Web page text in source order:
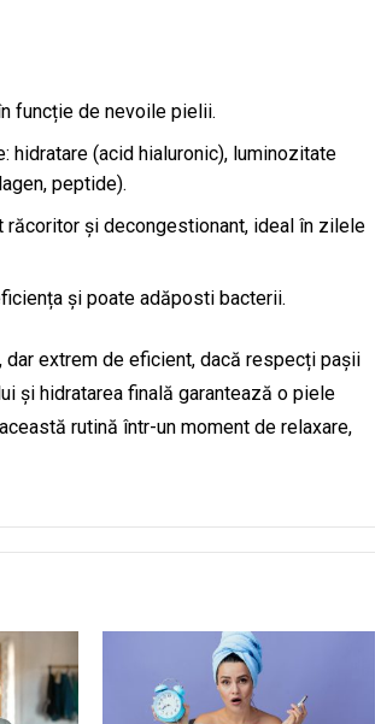
funcție de nevoile pielii.
(acid hialuronic), luminozitate
peptide).
și decongestionant, ideal în zilele
și poate adăposti bacterii.
extrem de eficient, dacă respecți pașii
și hidratarea finală garantează o piele
rutină într-un moment de relaxare,